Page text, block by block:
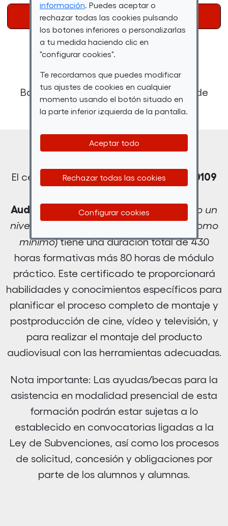
información . Puedes aceptar o
rechazar todas las cookies pulsando
los botones inferiores o personalizarlas
a tu medida haciendo clic en
"configurar cookies".
Te recordamos que puedes modificar
tus ajustes de cookies en cualquier
momento usando el botón situado en
la parte inferior izquierda de la pantalla.
Aceptar todo
Rechazar todas las cookies
Configurar cookies
INICIAR SESIÓN REGISTRATE
Requisitos
Bachillerato o Formación Profesional de
Grado Superior (Nivel 3)
Descripción
El certificado de profesionalidad
IMSV0109
Audiovisuales”(Recuerda: es necesario un
nivel 3 de cualificación o Bachillerato como
mínimo)tiene una duración total de 430
horas formativas más 80 horas de módulo
práctico. Este certificado te proporcionará
habilidades y conocimientos específicos para
planificar el proceso completo de montaje y
postproducción de cine, vídeo y televisión, y
para realizar el montaje del producto
audiovisual con las herramientas adecuadas.
Nota importante: Las ayudas/becas para la
asistencia en modalidad presencial de esta
formación podrán estar sujetas a lo
establecido en convocatorias ligadas a la
Ley de Subvenciones, así como los procesos
de solicitud, concesión y obligaciones por
parte de los alumnos y alumnas.